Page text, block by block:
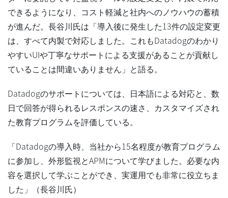
できるようになり、コスト軽減と社内へのノウハウの蓄積
が進んだ。長谷川氏は「導入後に発生した13件の設定変更
は、すべて内製で対応しました。これもDatadogのわかり
やすいUIや丁寧なサポートによる支援があることが貢献し
ていることは間違いありません」と語る。
Datadogのサポートについては、日本語による対応と、数
日で回答が得られるレスポンスの速さ、カスタマイズされ
た教育プログラムを評価している。
「Datadogの導入時、当社から15名程度が教育プログラム
に参加し、外形監視とAPMについて学びました。必要な内
容を選択して学ぶことができ、実運用でも非常に役立ちま
した」（長谷川氏）